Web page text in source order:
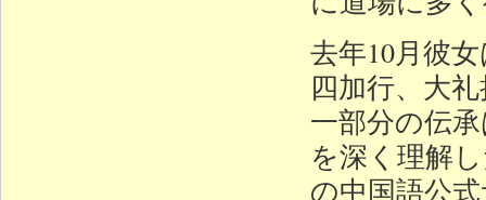
去年10月彼
四加行、大
一部分の伝
を深く理解
の中国語公